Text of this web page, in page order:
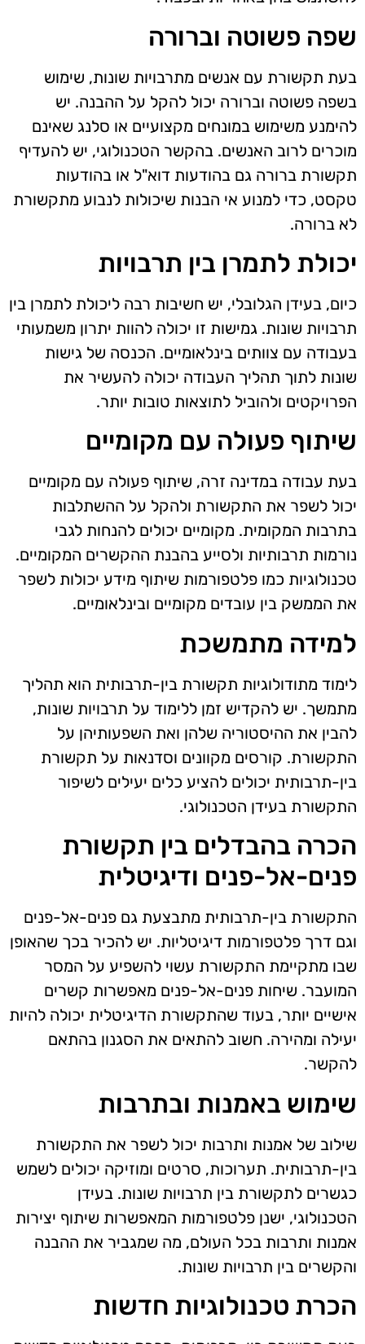
שפה פשוטה וברורה
בעת תקשורת עם אנשים מתרבויות שונות, שימוש
בשפה פשוטה וברורה יכול להקל על ההבנה. יש
להימנע משימוש במונחים מקצועיים או סלנג שאינם
מוכרים לרוב האנשים. בהקשר הטכנולוגי, יש להעדיף
תקשורת ברורה גם בהודעות דוא"ל או בהודעות
טקסט, כדי למנוע אי הבנות שיכולות לנבוע מתקשורת
לא ברורה.
יכולת לתמרן בין תרבויות
כיום, בעידן הגלובלי, יש חשיבות רבה ליכולת לתמרן בין
תרבויות שונות. גמישות זו יכולה להוות יתרון משמעותי
בעבודה עם צוותים בינלאומיים. הכנסה של גישות
שונות לתוך תהליך העבודה יכולה להעשיר את
הפרויקטים ולהוביל לתוצאות טובות יותר.
שיתוף פעולה עם מקומיים
בעת עבודה במדינה זרה, שיתוף פעולה עם מקומיים
יכול לשפר את התקשורת ולהקל על ההשתלבות
בתרבות המקומית. מקומיים יכולים להנחות לגבי
נורמות תרבותיות ולסייע בהבנת ההקשרים המקומיים.
טכנולוגיות כמו פלטפורמות שיתוף מידע יכולות לשפר
את הממשק בין עובדים מקומיים ובינלאומיים.
למידה מתמשכת
לימוד מתודולוגיות תקשורת בין-תרבותית הוא תהליך
מתמשך. יש להקדיש זמן ללימוד על תרבויות שונות,
להבין את ההיסטוריה שלהן ואת השפעותיהן על
התקשורת. קורסים מקוונים וסדנאות על תקשורת
בין-תרבותית יכולים להציע כלים יעילים לשיפור
התקשורת בעידן הטכנולוגי.
הכרה בהבדלים בין תקשורת
פנים-אל-פנים ודיגיטלית
התקשורת בין-תרבותית מתבצעת גם פנים-אל-פנים
וגם דרך פלטפורמות דיגיטליות. יש להכיר בכך שהאופן
שבו מתקיימת התקשורת עשוי להשפיע על המסר
המועבר. שיחות פנים-אל-פנים מאפשרות קשרים
אישיים יותר, בעוד שהתקשורת הדיגיטלית יכולה להיות
יעילה ומהירה. חשוב להתאים את הסגנון בהתאם
להקשר.
שימוש באמנות ובתרבות
שילוב של אמנות ותרבות יכול לשפר את התקשורת
בין-תרבותית. תערוכות, סרטים ומוזיקה יכולים לשמש
כגשרים לתקשורת בין תרבויות שונות. בעידן
הטכנולוגי, ישנן פלטפורמות המאפשרות שיתוף יצירות
אמנות ותרבות בכל העולם, מה שמגביר את ההבנה
והקשרים בין תרבויות שונות.
הכרת טכנולוגיות חדשות